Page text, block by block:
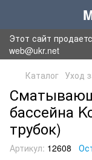
Этот сайт
web@ukr.net
Каталог Уход
бассейна
трубок)
Артикул: 12608